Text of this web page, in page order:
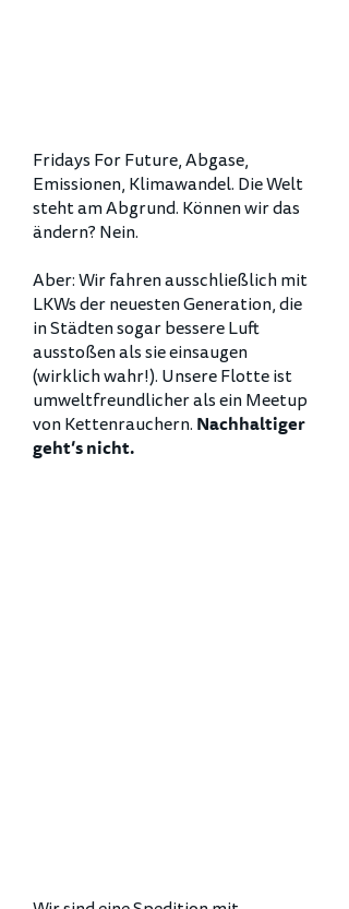
Fridays For Future, Abgase,
Emissionen, Klimawandel. Die Welt
steht am Abgrund. Können wir das
ändern? Nein.
Aber: Wir fahren ausschließlich mit
LKWs der neuesten Generation, die
in Städten sogar bessere Luft
ausstoßen als sie einsaugen
(wirklich wahr!). Unsere Flotte ist
umweltfreundlicher als ein Meetup
von Kettenrauchern. Nachhaltiger
geht’s nicht.